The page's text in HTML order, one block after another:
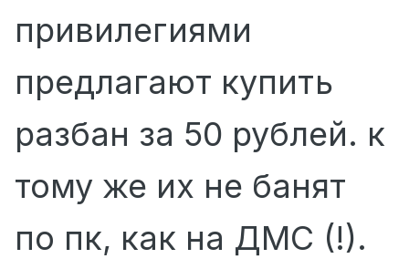
привилегиями
предлагают купить
разбан за 50 рублей. к
тому же их не банят
по пк, как на ДМС (!).